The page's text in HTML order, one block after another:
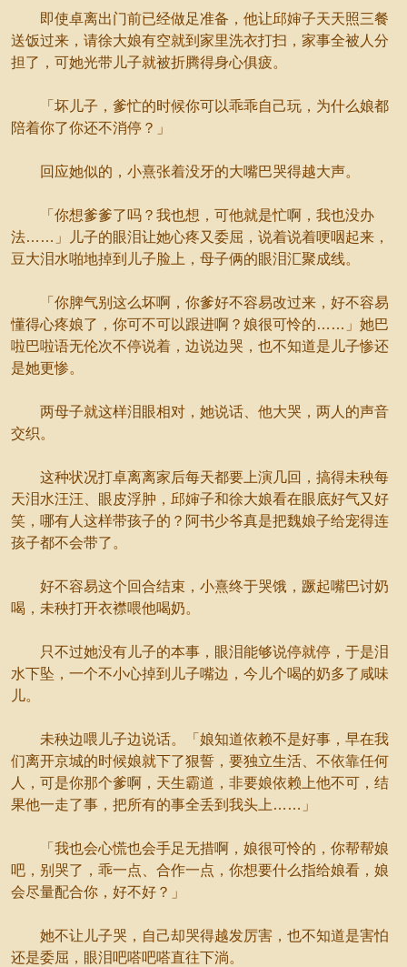
即使卓离出门前已经做足准备，他让邱婶子天天照三餐
送饭过来，请徐大娘有空就到家里洗衣打扫，家事全被人分
担了，可她光带儿子就被折腾得身心俱疲。
「坏儿子，爹忙的时候你可以乖乖自己玩，为什么娘都
陪着你了你还不消停？」
回应她似的，小熹张着没牙的大嘴巴哭得越大声。
「你想爹爹了吗？我也想，可他就是忙啊，我也没办
法……」儿子的眼泪让她心疼又委屈，说着说着哽咽起来，
豆大泪水啪地掉到儿子脸上，母子俩的眼泪汇聚成线。
「你脾气别这么坏啊，你爹好不容易改过来，好不容易
懂得心疼娘了，你可不可以跟进啊？娘很可怜的……」她巴
啦巴啦语无伦次不停说着，边说边哭，也不知道是儿子惨还
是她更惨。
两母子就这样泪眼相对，她说话、他大哭，两人的声音
交织。
这种状况打卓离离家后每天都要上演几回，搞得未秧每
天泪水汪汪、眼皮浮肿，邱婶子和徐大娘看在眼底好气又好
笑，哪有人这样带孩子的？阿书少爷真是把魏娘子给宠得连
孩子都不会带了。
好不容易这个回合结束，小熹终于哭饿，蹶起嘴巴讨奶
喝，未秧打开衣襟喂他喝奶。
只不过她没有儿子的本事，眼泪能够说停就停，于是泪
水下坠，一个不小心掉到儿子嘴边，今儿个喝的奶多了咸味
儿。
未秧边喂儿子边说话。「娘知道依赖不是好事，早在我
们离开京城的时候娘就下了狠誓，要独立生活、不依靠任何
人，可是你那个爹啊，天生霸道，非要娘依赖上他不可，结
果他一走了事，把所有的事全丢到我头上……」
「我也会心慌也会手足无措啊，娘很可怜的，你帮帮娘
吧，别哭了，乖一点、合作一点，你想要什么指给娘看，娘
会尽量配合你，好不好？」
她不让儿子哭，自己却哭得越发厉害，也不知道是害怕
还是委屈，眼泪吧嗒吧嗒直往下淌。